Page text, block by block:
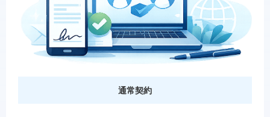
通常契約